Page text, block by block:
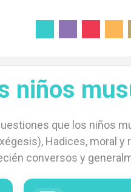
niños
que los niños
Hadices, moral
conversos y